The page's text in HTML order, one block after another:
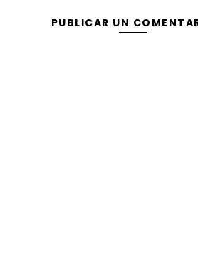
PUBLICAR UN